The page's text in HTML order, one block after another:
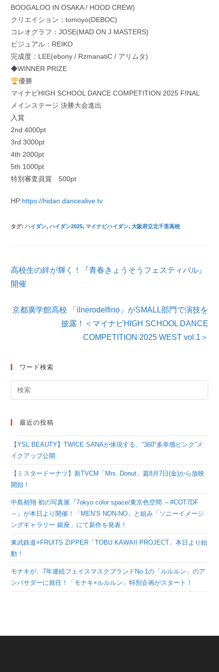
BOOGALOO IN OSAKA / HOOD CREW)
クリエイション：tomoyo(DEBOC)
コレオグラフ：JOSE(MAD ON J MASTERS)
ビジュアル：REIKO
完成度：LEE(ebony / RzmanatiC / アリムタ)
◆WINNER PRIZE
優勝
マイナビHIGH SCHOOL DANCE COMPETITION 2025 FINAL
メインステージ 決勝大会進出
入賞
2nd 4000pt
3rd 3000pt
4th 2000pt
5th 1000pt
特別審査員賞 500pt
HP:https://hidan.dancealive.tv
タグ:ハイダン, ハイダン2025, マイナビハイダン, 大阪府立北千里高校
そ
の
他
事
高校生の絆が輝く！『青春きょうそうフェスティバル』
開催
京都廣学館高校 「ilnerodelfino」がSMALL部門で演技を
披露！＜マイナビHIGH SCHOOL DANCE
COMPETITION 2025 WEST vol.1＞
ワード検索
最近の投稿
【YSL BEAUTY】TWICE SANAが体現する、“360°多幸感ピンク”メ
イクアップ公開
【ミスタードーナツ】新TVCM「Mrs. Donut」篇8月7日(金)から放映
開始！
中島裕翔 初の写真展『7okyo color space/東京色空間 ～#COT7DF
～』が本日より開催！「MEN’S NON-NO」と組み「ソニーイメージ
ングギャラリー 銀座」にて新作を発表！
東武鉄道×FRUITS ZIPPER「TOBU KAWAII PROJECT」本日より始
動！
モナキが、7年連続フェイスマスクブランドNo.1の「ルルルン」のア
ンバサダーに就任！「モナキ×ルルルン」特別企画がスタート！